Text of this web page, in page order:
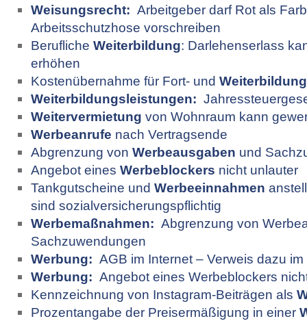
Weisungsrecht: Arbeitgeber darf Rot als
Arbeitsschutzhose vorschreiben
Berufliche Weiterbildung: Darlehenserlass
erhöhen
Kostenübernahme für Fort- und Weiterbildung
Weiterbildungsleistungen:
Weitervermietung von Wohnraum kann
Werbeanrufe nach Vertragsende
Abgrenzung von Werbeausgaben und
Angebot eines Werbeblockers nicht unlauter
Tankgutscheine und Werbeeinnahmen
sind sozialversicherungspflichtig
Werbemaßnahmen: Abgrenzung von
Sachzuwendungen
Werbung: AGB im Internet – Verweis dazu
Werbung: Angebot eines Werbeblockers
Kennzeichnung von Instagram-Beiträgen als
Prozentangabe der Preisermäßigung in einer